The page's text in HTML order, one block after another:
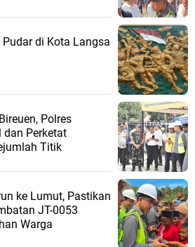
di Kota Langsa
Polres
dan Perketat
Titik
ke Lumut, Pastikan
JT-0053
Warga